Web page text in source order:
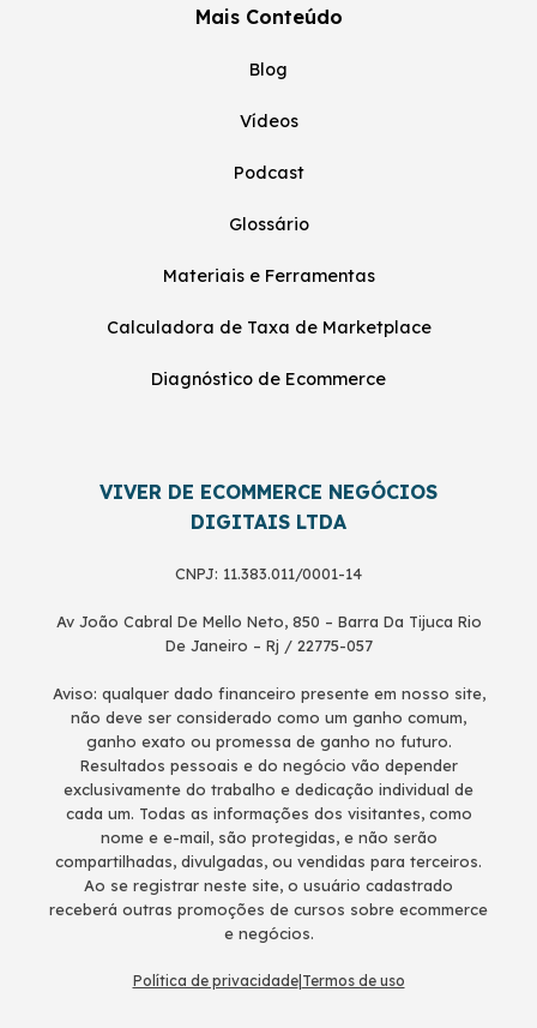
Mais Conteúdo
Blog
Vídeos
Podcast
Glossário
Materiais e Ferramentas
Calculadora de Taxa de Marketplace
Diagnóstico de Ecommerce
VIVER DE ECOMMERCE NEGÓCIOS
DIGITAIS LTDA
CNPJ: 11.383.011/0001-14
Av João Cabral De Mello Neto, 850 – Barra Da Tijuca Rio
De Janeiro – Rj / 22775-057
Aviso: qualquer dado financeiro presente em nosso site,
não deve ser considerado como um ganho comum,
ganho exato ou promessa de ganho no futuro.
Resultados pessoais e do negócio vão depender
exclusivamente do trabalho e dedicação individual de
cada um. Todas as informações dos visitantes, como
nome e e-mail, são protegidas, e não serão
compartilhadas, divulgadas, ou vendidas para terceiros.
Ao se registrar neste site, o usuário cadastrado
receberá outras promoções de cursos sobre ecommerce
e negócios.
Política de privacidade|Termos de uso